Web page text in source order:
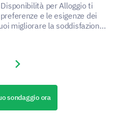
per Alloggio ti
e le esigenze dei
migliorare la soddisfazione
slide
Next slide
sondaggio ora